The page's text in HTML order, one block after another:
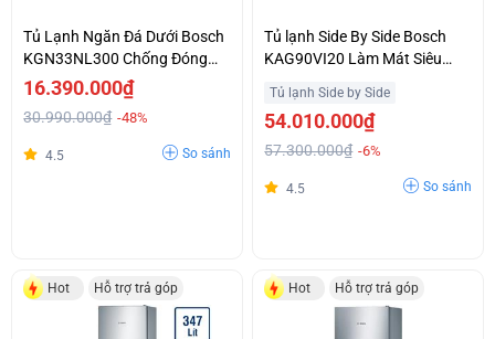
Tủ Lạnh Ngăn Đá Dưới Bosch
KGN33NL300 Chống Đóng
Tuyết No Frost Giá Siêu Sập
16.390.000₫
30.990.000₫ -48%
4.5 So sánh
Tủ lạnh Side By Side Bosch
KAG90VI20 Làm Mát Siêu
Mại Đặc Biệt
Tủ lạnh Side by Side
54.010.000₫
57.300.000₫ -6%
4.5 So sánh
Hot Hỗ trợ trả góp Hot Hỗ trợ trả góp